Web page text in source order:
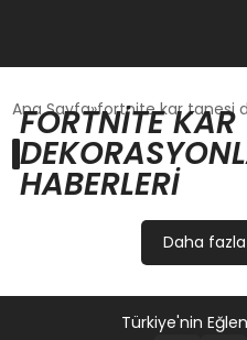
GÜNCEL
OYUN HABERLERI
EĞITIM
Ana Sayfa fortnite kar tanesi
FORTNITE
HABERLERI
Daha
Türkiye'nin